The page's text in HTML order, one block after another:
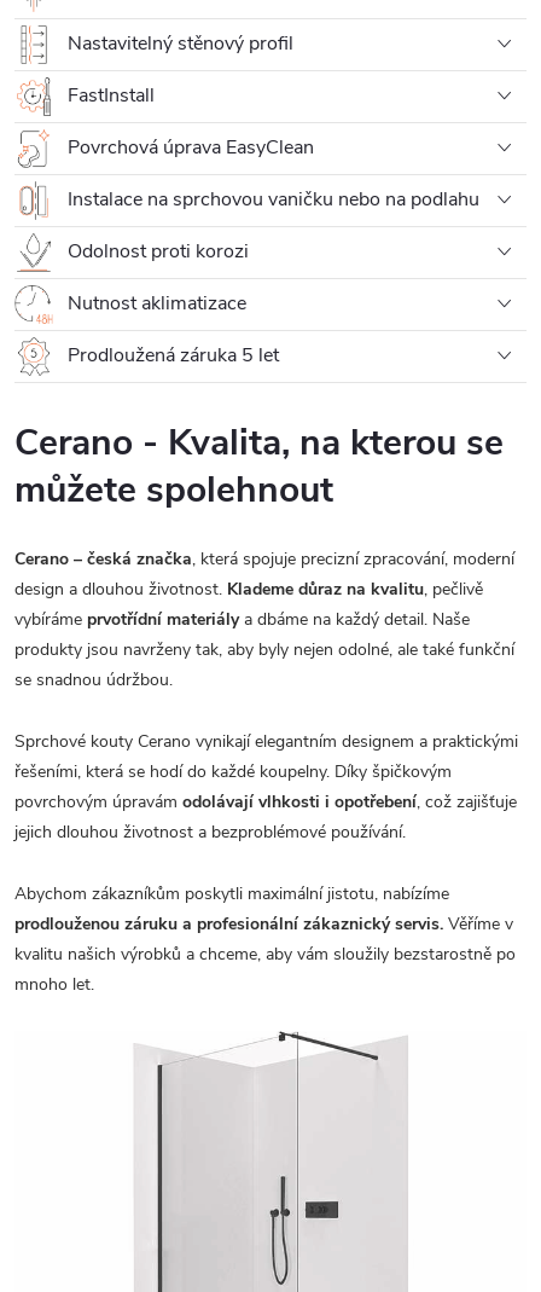
Nastavitelný stěnový profil
FastInstall
Povrchová úprava EasyClean
Instalace na sprchovou vaničku nebo na podlahu
Odolnost proti korozi
Nutnost aklimatizace
Prodloužená záruka 5 let
Cerano - Kvalita, na kterou se
můžete spolehnout
Cerano – česká značka, která spojuje precizní zpracování, moderní
design a dlouhou životnost. Klademe důraz na kvalitu, pečlivě
vybíráme prvotřídní materiálya dbáme na každý detail. Naše
produkty jsou navrženy tak, aby byly nejen odolné, ale také funkční
se snadnou údržbou.
Sprchové kouty Cerano vynikají elegantním designem a praktickými
řešeními, která se hodí do každé koupelny. Díky špičkovým
povrchovým úpravám odolávají vlhkosti i opotřebení, což zajišťuje
jejich dlouhou životnost a bezproblémové používání.
Abychom zákazníkům poskytli maximální jistotu, nabízíme
prodlouženou záruku a profesionální zákaznický servis. Věříme v
kvalitu našich výrobků a chceme, aby vám sloužily bezstarostně po
mnoho let.